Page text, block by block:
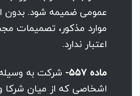
عمومی ضمیمه شود. بدون
موارد مذکور، تصمیمات
اعتبار ندارد.
ماده ۵۵۷-
شرکت به
اشخاصی که از میان شرکا